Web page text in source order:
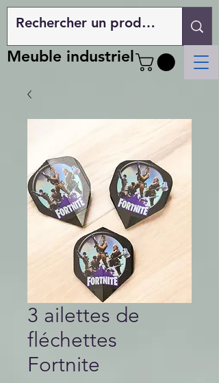
Meuble industriel
3 ailettes de
fléchettes
Fortnite